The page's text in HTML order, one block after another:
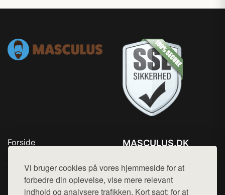
Vi bruger cookies på vores hjemmeside for at
forbedre din oplevelse, vise mere relevant
indhold og analysere trafikken. Kort sagt: for at
Forside
Top Rabatter
Kontakt
MASCULUS.DK
Mail: hej@want.dk